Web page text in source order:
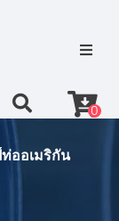
0
ออเมริกัน